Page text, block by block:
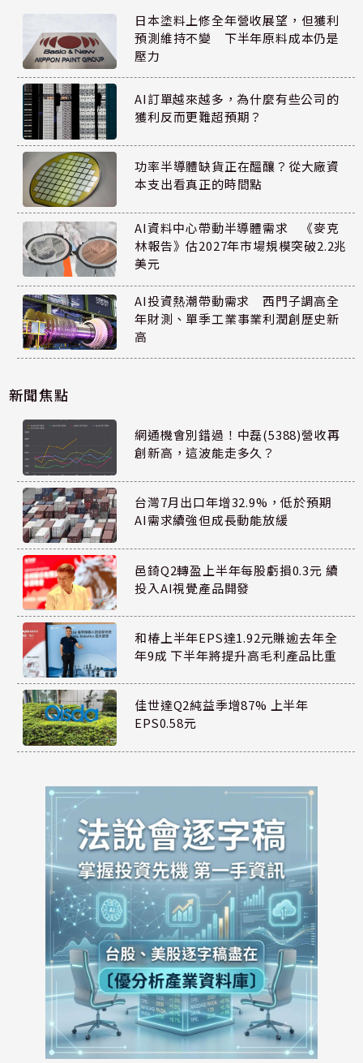
日本塗料上修全年營收展望，但獲利
預測維持不變 下半年原料成本仍是
壓力
AI訂單越來越多，為什麼有些公司的
獲利反而更難超預期？
功率半導體缺貨正在醞釀？從大廠資
本支出看真正的時間點
AI資料中心帶動半導體需求 《麥克
林報告》估2027年市場規模突破2.2兆
美元
AI投資熱潮帶動需求 西門子調高全
年財測、單季工業事業利潤創歷史新
高
新聞焦點
網通機會別錯過！中磊(5388)營收再
創新高，這波能走多久？
台灣7月出口年增32.9%，低於預期
AI需求續強但成長動能放緩
邑錡Q2轉盈上半年每股虧損0.3元 續
投入AI視覺產品開發
和椿上半年EPS達1.92元賺逾去年全
年9成 下半年將提升高毛利產品比重
佳世達Q2純益季增87% 上半年
EPS0.58元